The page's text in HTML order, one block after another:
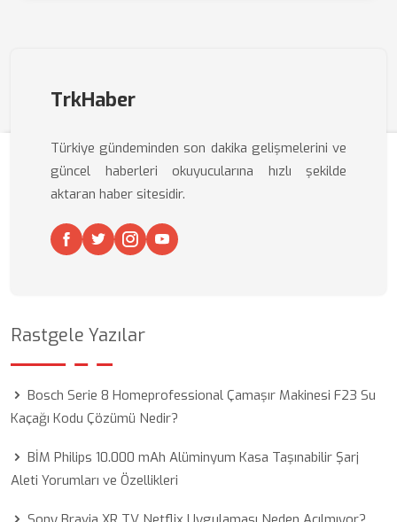
TrkHaber
Türkiye gündeminden son dakika gelişmelerini ve
güncel haberleri okuyucularına hızlı şekilde
aktaran haber sitesidir.
Rastgele Yazılar
Bosch Serie 8 Homeprofessional Çamaşır Makinesi F23 Su
Kaçağı Kodu Çözümü Nedir?
BİM Philips 10.000 mAh Alüminyum Kasa Taşınabilir Şarj
Aleti Yorumları ve Özellikleri